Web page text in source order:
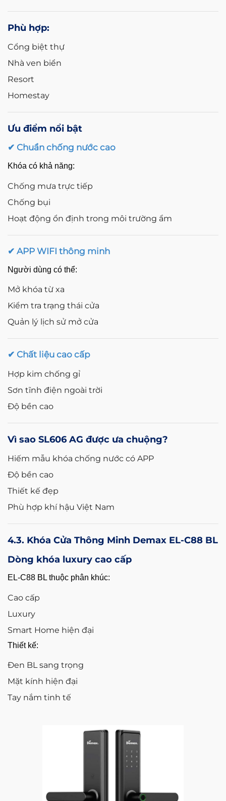
Phù hợp:
Cổng biệt thự
Nhà ven biển
Resort
Homestay
Ưu điểm nổi bật
✔ Chuẩn chống nước cao
Khóa có khả năng:
Chống mưa trực tiếp
Chống bụi
Hoạt động ổn định trong môi trường ẩm
✔ APP WIFI thông minh
Người dùng có thể:
Mở khóa từ xa
Kiểm tra trạng thái cửa
Quản lý lịch sử mở cửa
✔ Chất liệu cao cấp
Hợp kim chống gỉ
Sơn tĩnh điện ngoài trời
Độ bền cao
Vì sao SL606 AG được ưa chuộng?
Hiếm mẫu khóa chống nước có APP
Độ bền cao
Thiết kế đẹp
Phù hợp khí hậu Việt Nam
4.3. Khóa Cửa Thông Minh Demax EL-C88 BL
Dòng khóa luxury cao cấp
EL-C88 BL thuộc phân khúc:
Cao cấp
Luxury
Smart Home hiện đại
Thiết kế:
Đen BL sang trọng
Mặt kính hiện đại
Tay nắm tinh tế